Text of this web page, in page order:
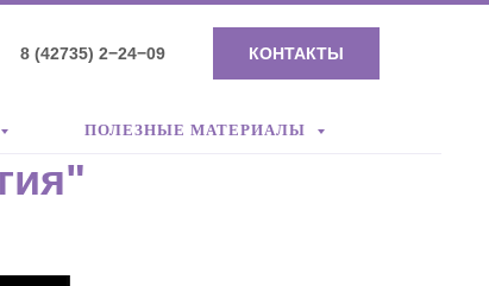
8 (42735) 2−24−09 КОНТАКТЫ
ПОЛЕЗНЫЕ МАТЕРИАЛЫ